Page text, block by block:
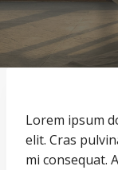
Lorem ipsum
elit. Cras
mi consequat.